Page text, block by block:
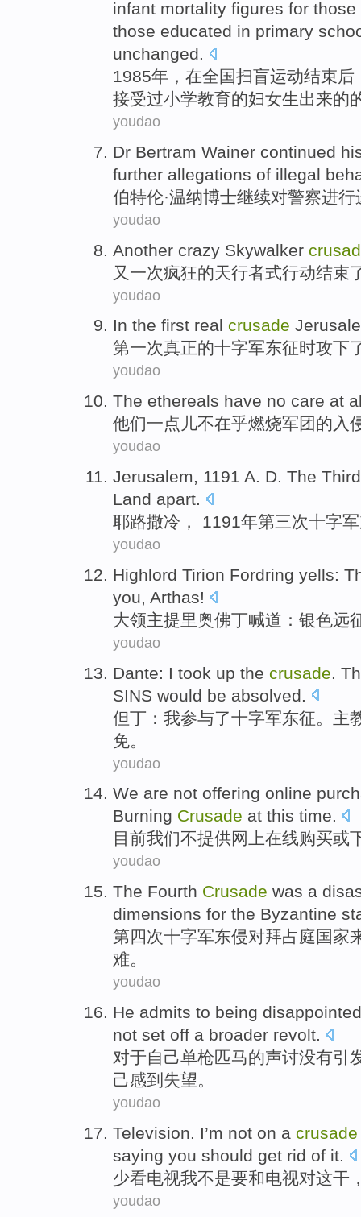
infant mortality figures for those
those educated in primary
unchanged.
1985年， 在全国扫盲运动结束后
接受过小学教育的妇女生出来的
youdao
Dr Bertram Wainer continued
further allegations of illegal
伯特伦·温纳博士继续对警察进行
youdao
Another crazy Skywalker
又一次疯狂的天行者式行动结束
youdao
In the first real crusade
第一次真正的十字军东征时攻下
youdao
The ethereals have no care at
他们一点儿不在乎燃烧军团的 入
youdao
Jerusalem, 1191 A. D. The Third
Land apart.
耶路撒冷 ， 1191年第三次十字军
youdao
Highlord Tirion Fordring yells:
you, Arthas!
大领主提里奥佛丁喊道 ： 银色远
youdao
Dante: I took up the crusade
SINS would be absolved
但丁 ： 我参与了十字军东征。 主
免。
youdao
We are not offering online
Burning Crusade at this time.
目前我们不提供网上在线购买或
youdao
The Fourth Crusade was a
dimensions for the Byzantine
第四次十字军东侵对拜占庭国家
难。
youdao
He admits to being disappointed
not set off a broader revolt.
对于自己单枪匹马的声讨没有引
己感到失望。
youdao
Television. I’m not on a crusade
saying you should get rid of it.
少看电视我不是要和电视对这干
youdao